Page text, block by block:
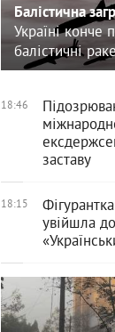
Балістична
Україні конче
балістичні
18:46
заставу
18:15
увійшла